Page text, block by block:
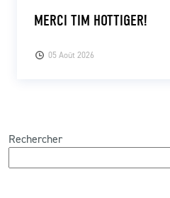
05 Août 2026
MERCI TIM HOTTIGER!
Rechercher